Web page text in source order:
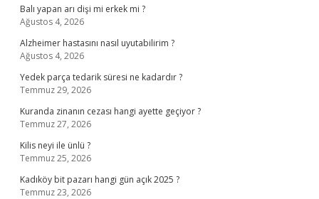
Balı yapan arı dişi mi erkek mi ?
Ağustos 4, 2026
Alzheimer hastasını nasıl uyutabilirim ?
Ağustos 4, 2026
Yedek parça tedarik süresi ne kadardır ?
Temmuz 29, 2026
Kuranda zinanın cezası hangi ayette geçiyor ?
Temmuz 27, 2026
Kilis neyi ile ünlü ?
Temmuz 25, 2026
Kadıköy bit pazarı hangi gün açık 2025 ?
Temmuz 23, 2026